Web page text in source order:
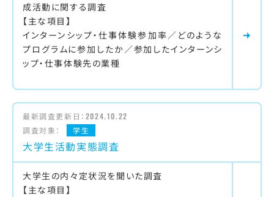
成活動に関する調査
【主な項目】
インターンシップ・仕事体験参加率／どのような
プログラムに参加したか／参加したインターンシ
ップ・仕事体験先の業種
最新調査更新日： 2024.10.22
調査対象：
学生
大学生活動実態調査
大学生の内々定状況を聞いた調査
【主な項目】